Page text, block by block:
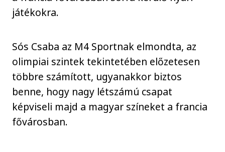
játékokra.
Sós Csaba az M4 Sportnak elmondta, az
olimpiai szintek tekintetében előzetesen
többre számított, ugyanakkor biztos
benne, hogy nagy létszámú csapat
képviseli majd a magyar színeket a francia
fővárosban.